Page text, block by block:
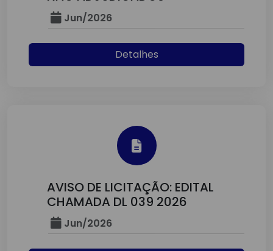
Jun/2026
Detalhes
AVISO DE LICITAÇÃO: EDITAL
CHAMADA DL 039 2026
Jun/2026